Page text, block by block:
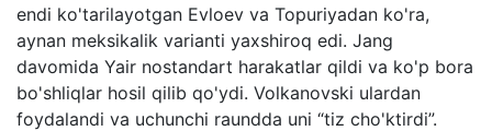
endi ko'tarilayotgan Evloev va Topuriyadan ko'ra,
aynan meksikalik varianti yaxshiroq edi. Jang
davomida Yair nostandart harakatlar qildi va ko'p bora
bo'shliqlar hosil qilib qo'ydi. Volkanovski ulardan
foydalandi va uchunchi raundda uni “tiz cho'ktirdi”.